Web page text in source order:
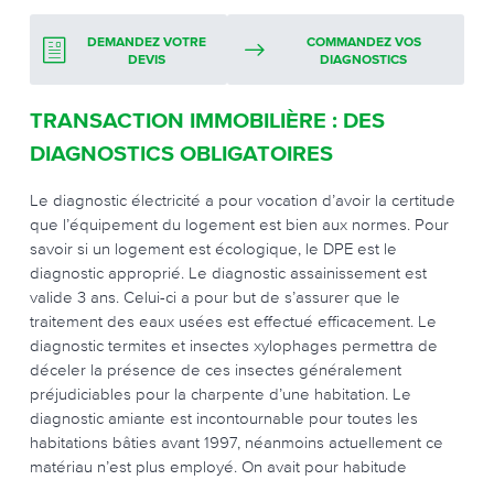
DEMANDEZ VOTRE
DEVIS
COMMANDEZ VOS
DIAGNOSTICS
TRANSACTION IMMOBILIÈRE : DES
DIAGNOSTICS OBLIGATOIRES
Le diagnostic électricité a pour vocation d’avoir la certitude
que l’équipement du logement est bien aux normes. Pour
savoir si un logement est écologique, le DPE est le
diagnostic approprié. Le diagnostic assainissement est
valide 3 ans. Celui-ci a pour but de s’assurer que le
traitement des eaux usées est effectué efficacement. Le
diagnostic termites et insectes xylophages permettra de
déceler la présence de ces insectes généralement
préjudiciables pour la charpente d’une habitation. Le
diagnostic amiante est incontournable pour toutes les
habitations bâties avant 1997, néanmoins actuellement ce
matériau n’est plus employé. On avait pour habitude